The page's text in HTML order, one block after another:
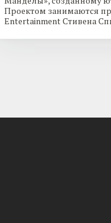
Проектом занимаются
Entertainment Стивена